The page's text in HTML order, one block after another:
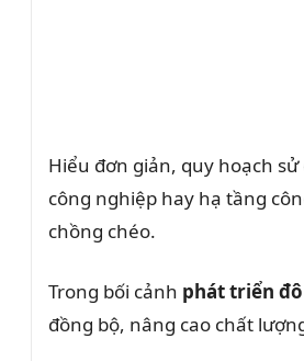
Hiểu đơn giản, quy hoạch
công nghiệp hay hạ tầng
chồng chéo.
Trong bối cảnh phát triển
đồng bộ, nâng cao chất